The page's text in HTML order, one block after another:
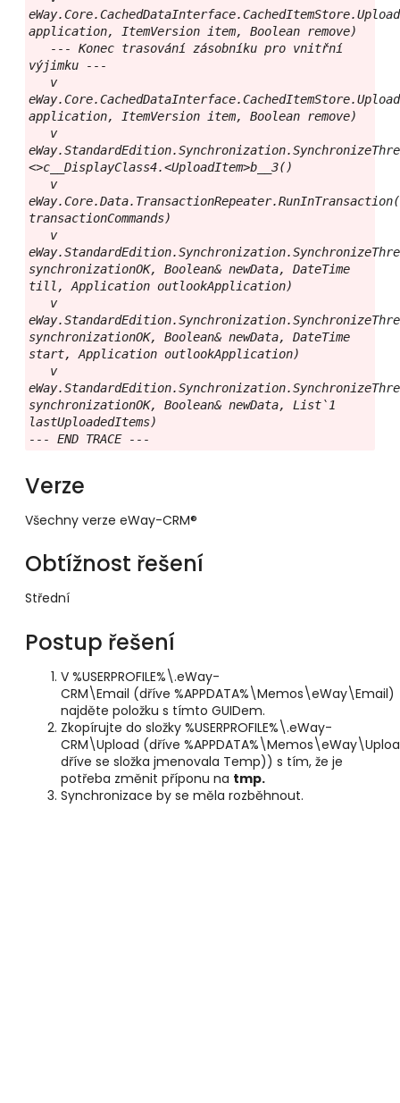
application, ItemVersion item, Boolean remove)
výjimku ---
application, ItemVersion item, Boolean remove)
<>c__DisplayClass4.<UploadItem>b__3()
transactionCommands)
synchronizationOK, Boolean& newData, DateTime
till, Application outlookApplication)
synchronizationOK, Boolean& newData, DateTime
start, Application outlookApplication)
synchronizationOK, Boolean& newData, List`1
lastUploadedItems)
--- END TRACE ---
Verze
Všechny verze eWay-CRM®
Obtížnost řešení
Střední
Postup řešení
V %USERPROFILE%\.eWay-
CRM\Email (dříve %APPDATA%\Memos\eWay\Email)
najděte položku s tímto GUIDem.
Zkopírujte do složky %USERPROFILE%\.eWay-
CRM\Upload (dříve
dříve se složka jmenovala Temp)) s tím, že je
potřeba změnit příponu na tmp.
Synchronizace by se měla rozběhnout.